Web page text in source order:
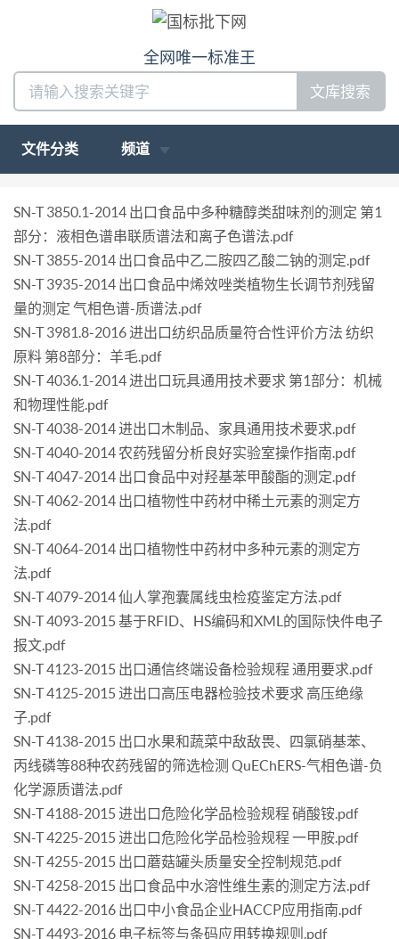
全网唯一标准王
文库搜索
文件分类 频道
SN-T 3850.1-2014 出口食品中多种糖醇类甜味剂的测定 第1
部分：液相色谱串联质谱法和离子色谱法.pdf
SN-T 3855-2014 出口食品中乙二胺四乙酸二钠的测定.pdf
SN-T 3935-2014 出口食品中烯效唑类植物生长调节剂残留
量的测定 气相色谱-质谱法.pdf
SN-T 3981.8-2016 进出口纺织品质量符合性评价方法 纺织
原料 第8部分：羊毛.pdf
SN-T 4036.1-2014 进出口玩具通用技术要求 第1部分：机械
和物理性能.pdf
SN-T 4038-2014 进出口木制品、家具通用技术要求.pdf
SN-T 4040-2014 农药残留分析良好实验室操作指南.pdf
SN-T 4047-2014 出口食品中对羟基苯甲酸酯的测定.pdf
SN-T 4062-2014 出口植物性中药材中稀土元素的测定方
法.pdf
SN-T 4064-2014 出口植物性中药材中多种元素的测定方
法.pdf
SN-T 4079-2014 仙人掌孢囊属线虫检疫鉴定方法.pdf
SN-T 4093-2015 基于RFID、HS编码和XML的国际快件电子
报文.pdf
SN-T 4123-2015 出口通信终端设备检验规程 通用要求.pdf
SN-T 4125-2015 进出口高压电器检验技术要求 高压绝缘
子.pdf
SN-T 4138-2015 出口水果和蔬菜中敌敌畏、四氯硝基苯、
丙线磷等88种农药残留的筛选检测 QuEChERS-气相色谱-负
化学源质谱法.pdf
SN-T 4188-2015 进出口危险化学品检验规程 硝酸铵.pdf
SN-T 4225-2015 进出口危险化学品检验规程 一甲胺.pdf
SN-T 4255-2015 出口蘑菇罐头质量安全控制规范.pdf
SN-T 4258-2015 出口食品中水溶性维生素的测定方法.pdf
SN-T 4422-2016 出口中小食品企业HACCP应用指南.pdf
SN-T 4493-2016 电子标签与条码应用转换规则.pdf